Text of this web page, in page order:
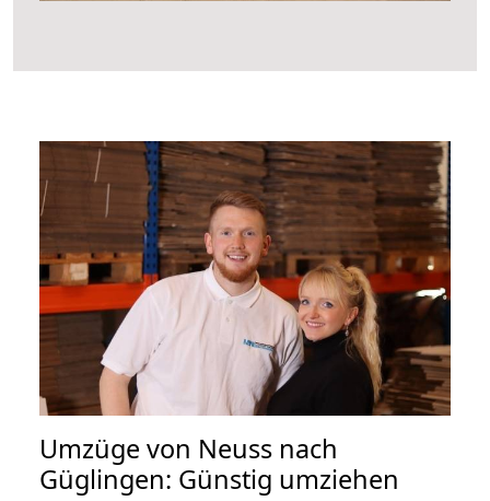
Umzüge von Neuss nach
Güglingen: Günstig umziehen